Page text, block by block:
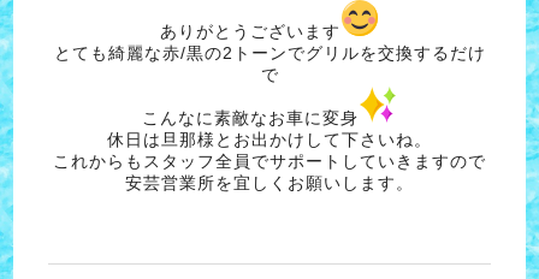
ありがとうございます
とても綺麗な赤/黒の2トーンでグリルを交換するだけ
で
こんなに素敵なお車に変身
休日は旦那様とお出かけして下さいね。
これからもスタッフ全員でサポートしていきますので
安芸営業所を宜しくお願いします。